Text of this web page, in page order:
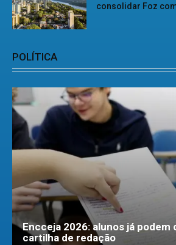
consolidar Foz
POLÍTICA
Encceja 2026: alunos já podem
cartilha de redação